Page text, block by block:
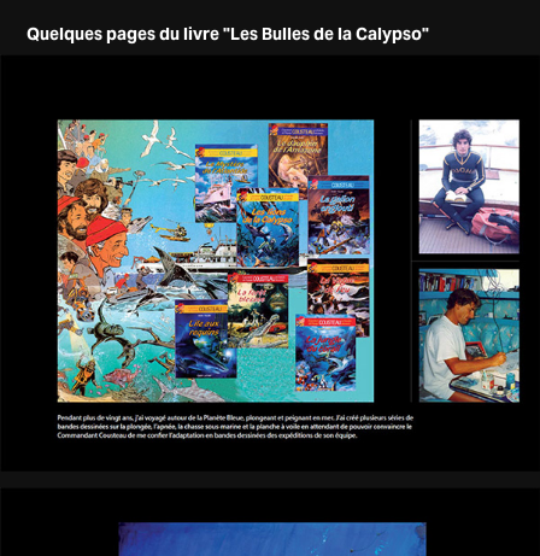
Quelques pages du livre "Les Bulles de la Calypso"